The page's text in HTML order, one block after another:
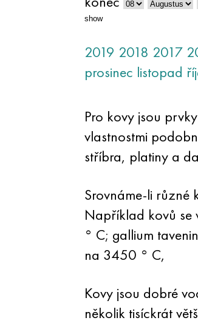
show
2019 2018 2017
prosinec listopad
Pro kovy jsou
vlastnostmi
stříbra, platiny a
Srovnáme-li různé
Například kovů se
° C; gallium
na 3450 ° C,
Kovy jsou dobré
několik tisíckrát